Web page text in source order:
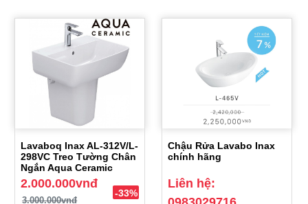
Lavaboq Inax AL-312V/L-
298VC Treo Tường Chân
Ngắn Aqua Ceramic
2.000.000vnđ
3.000.000vnđ
-33%
Chậu Rửa Lavabo Inax
chính hãng
Liên hệ: